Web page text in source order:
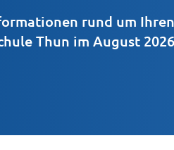
rund um Ihren
Thun im August